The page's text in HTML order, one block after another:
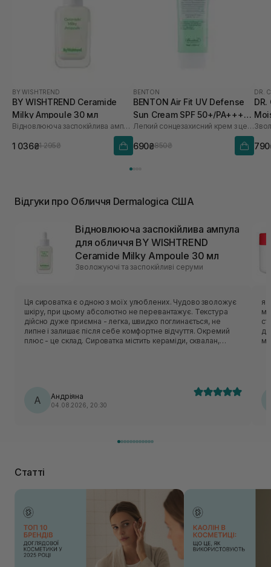
BY WISHTREND
BY WISHTREND Ceramide
Milky Ampoule 30 мл
Відновлююча заспокійлива ампула для обличчя
1 036₴1 295₴
BENTON
BENTON Air Fit UV Defense
Sun Cream SPF 50+/PA++++
50 мл
Легкий сонцезахисний крем з центелою
690₴850₴
DR.
DR.
мл
Відгуки про Обличчя Dermalogica США
Відновлююча заспокійлива ампула
для обличчя BY WISHTREND
Ceramide Milky Ampoule 30 мл
Зволожуючі та заспокійливі серуми
Ця сироватка є одною з моїх улюблених. Чудово зволожує
шкіру, при цьому абсолютно не перевантажує. Текстура
дійсно дуже приємна - легка, швидко поглинається, не
липне і залишає після себе комфортне відчуття. Окремий
плюс - це склад. Сироватка містить кераміди, сквалан,
А Андріяна
04.08.2026, 20:30
я
Статті